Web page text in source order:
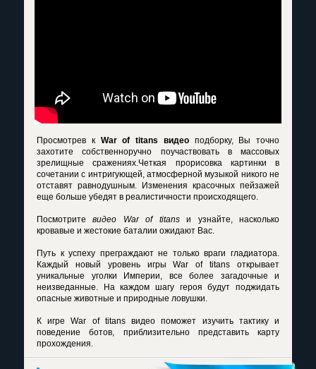
Просмотрев к War of titans видеоподборку, Вы точно
захотите собственноручно поучаствовать в массовых
зрелищные сражениях.Четкая прорисовка картинки в
сочетании с интригующей, атмосферной музыкой никого не
отставят равнодушным. Изменения красочных пейзажей
еще больше убедят в реалистичности происходящего.
Посмотритевидео War of titansи узнайте, насколько
кровавые и жестокие баталии ожидают Вас.
Путь к успеху преграждают не только враги гладиатора.
Каждый новый уровень игры War of titans открывает
уникальные уголки Империи, все более загадочные и
неизведанные. На каждом шагу героя будут поджидать
опасные животные и природные ловушки.
К игреWar of titans видео поможет изучить тактику и
поведение ботов, приблизительно представить карту
прохождения.